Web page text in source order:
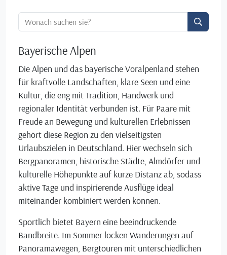
Ortssuche:
Bayerische Alpen
Die Alpen und das bayerische Voralpenland stehen
für kraftvolle Landschaften, klare Seen und eine
Kultur, die eng mit Tradition, Handwerk und
regionaler Identität verbunden ist. Für Paare mit
Freude an Bewegung und kulturellen Erlebnissen
gehört diese Region zu den vielseitigsten
Urlaubszielen in Deutschland. Hier wechseln sich
Bergpanoramen, historische Städte, Almdörfer und
kulturelle Höhepunkte auf kurze Distanz ab, sodass
aktive Tage und inspirierende Ausflüge ideal
miteinander kombiniert werden können.
Sportlich bietet Bayern eine beeindruckende
Bandbreite. Im Sommer locken Wanderungen auf
Panoramawegen, Bergtouren mit unterschiedlichen